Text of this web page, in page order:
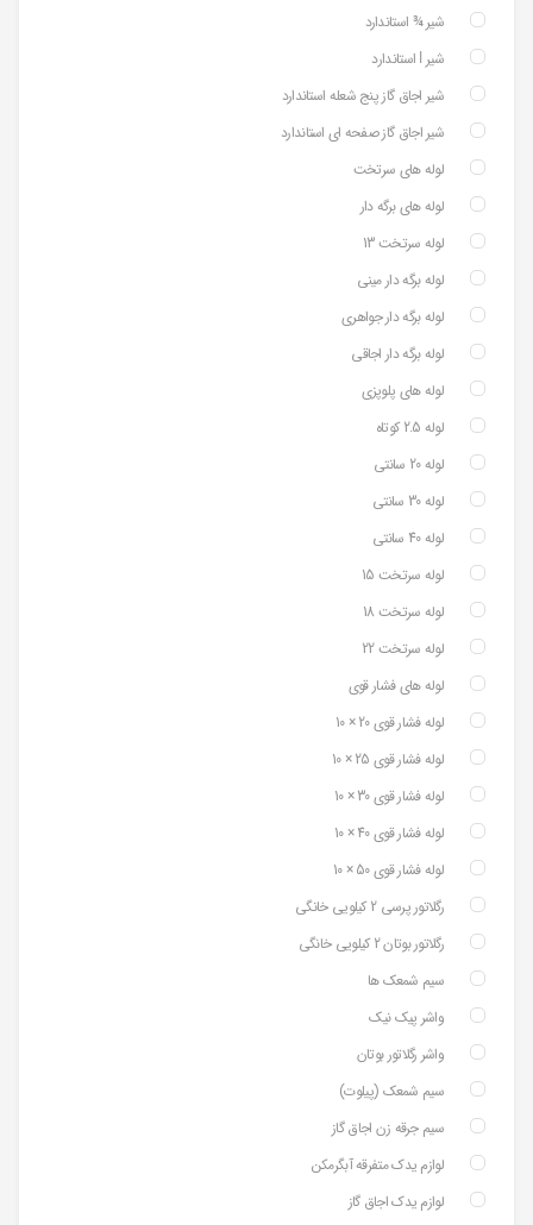
شیر ¾ استاندارد
شیر ⅼ استاندارد
شیر اجاق گاز پنج شعله استاندارد
شیر اجاق گاز صفحه ای استاندارد
لوله های سرتخت
لوله های برگه دار
لوله سرتخت 13
لوله برگه دار مینی
لوله برگه دار جواهری
لوله برگه دار اجاقی
لوله های پلوپزی
لوله 2.5 کوتاه
لوله 20 سانتی
لوله 30 سانتی
لوله 40 سانتی
لوله سرتخت 15
لوله سرتخت 18
لوله سرتخت 22
لوله های فشار قوی
لوله فشار قوی 20 × 10
لوله فشار قوی 25 × 10
لوله فشار قوی 30 × 10
لوله فشار قوی 40 × 10
لوله فشار قوی 50 × 10
رگلاتور پرسی 2 کیلویی خانگی
رگلاتور بوتان 2 کیلویی خانگی
سیم شمعک ها
واشر پیک نیک
واشر رگلاتور بوتان
سیم شمعک (پیلوت)
سیم جرقه زن اجاق گاز
لوازم یدک متفرقه آبگرمکن
لوازم یدک اجاق گاز